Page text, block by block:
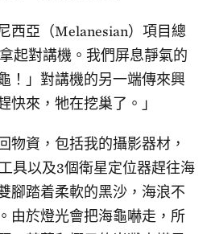
西亞（Melanesian）項目總
起對講機。我們屏息靜氣的
！」對講機的另一端傳來興
快來，牠在挖巢了。」
物資，包括我的攝影器材，
具以及3個衛星定位器趕往海
腳踏着柔軟的黑沙，海浪不
由於燈光會把海龜嚇走，所